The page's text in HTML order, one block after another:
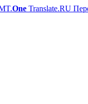
One Translate.RU